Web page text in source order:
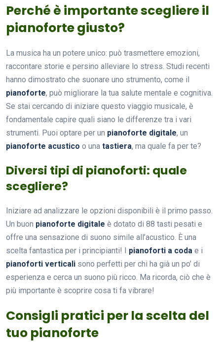
Perché è importante scegliere il
pianoforte giusto?
La musica ha un potere unico: può trasmettere emozioni,
raccontare storie e persino alleviare lo stress. Studi recenti
hanno dimostrato che suonare uno strumento, come il
pianoforte, può migliorare la tua salute mentale e cognitiva.
Se stai cercando di iniziare questo viaggio musicale, è
fondamentale capire quali siano le differenze tra i vari
strumenti. Puoi optare per un pianoforte digitale, un
pianoforte acustico o una tastiera, ma quale fa per te?
Diversi tipi di pianoforti: quale
scegliere?
Iniziare ad analizzare le opzioni disponibili è il primo passo.
Un buon pianoforte digitale è dotato di 88 tasti pesati e
offre una sensazione di suono simile all’acustico. È una
scelta fantastica per i principianti! I pianoforti a coda e i
pianoforti verticali sono perfetti per chi ha già un po’ di
esperienza e cerca un suono più ricco. Ma ricorda, ciò che è
più importante è scoprire cosa ti fa vibrare!
Consigli pratici per la scelta del
tuo pianoforte